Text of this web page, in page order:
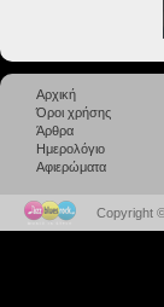
Αρχική
Όροι χρήσης
Άρθρα
Ημερολόγιο
Αφιερώματα
Copyright